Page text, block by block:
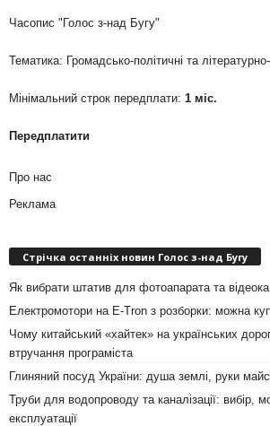
Часопис "Голос з-над Бугу"
Тематика: Громадсько-політичні та
Мінімальний строк передплати: 1 міс.
Передплатити
Про нас
Реклама
Стрічка останніх новин Голос з-над Бугу
Як вибрати штатив для фотоапарата та
Електромотори на E-Tron з розборки: можна
Чому китайський «хайтек» на українських
втручання програміста
Глиняний посуд України: душа землі, руки
Труби для водопроводу та каналізації: вибір,
експлуатації